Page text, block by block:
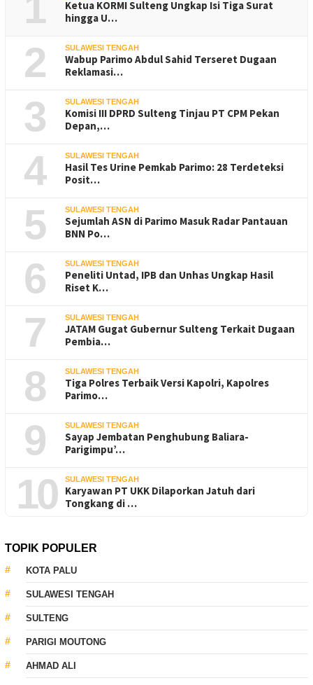
Ketua KORMI Sulteng Ungkap Isi Tiga Surat
hingga U…
2 SULAWESI TENGAH
Wabup Parimo Abdul Sahid Terseret Dugaan
Reklamasi…
3 SULAWESI TENGAH
Komisi III DPRD Sulteng Tinjau PT CPM Pekan
Depan,…
4 SULAWESI TENGAH
Hasil Tes Urine Pemkab Parimo: 28 Terdeteksi
Posit…
5 SULAWESI TENGAH
Sejumlah ASN di Parimo Masuk Radar Pantauan
BNN Po…
6 SULAWESI TENGAH
Peneliti Untad, IPB dan Unhas Ungkap Hasil
Riset K…
7 SULAWESI TENGAH
JATAM Gugat Gubernur Sulteng Terkait Dugaan
Pembia…
8 SULAWESI TENGAH
Tiga Polres Terbaik Versi Kapolri, Kapolres
Parimo…
9 SULAWESI TENGAH
Sayap Jembatan Penghubung Baliara-
Parigimpu’…
10 SULAWESI TENGAH
Karyawan PT UKK Dilaporkan Jatuh dari
Tongkang di …
TOPIK POPULER
KOTA PALU
SULAWESI TENGAH
SULTENG
PARIGI MOUTONG
AHMAD ALI